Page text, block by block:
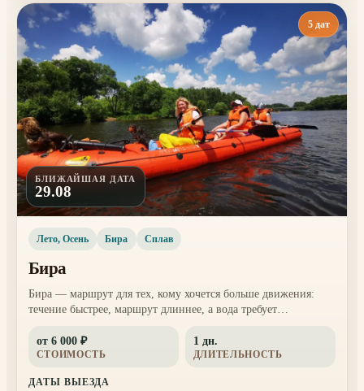
БЛИЖАЙШАЯ ДАТА
29.08
5 дат
Лето, Осень Бира Сплав
Бира
Бира — маршрут для тех, кому хочется больше движения:
течение быстрее, маршрут длиннее, а вода требует
которые уже пробовали SUP или байдбот и хотят более
бодрый день на реке.
от 6 000 ₽
СТОИМОСТЬ
1 дн.
ДЛИТЕЛЬНОСТЬ
ДАТЫ ВЫЕЗДА